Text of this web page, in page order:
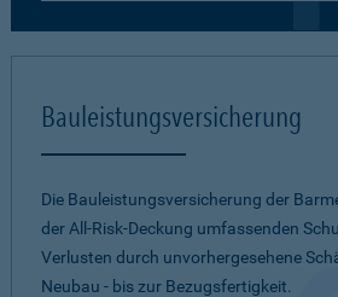
Bauleistungsversicherung
Die Bauleistungsversicherung der
der All-Risk-Deckung umfassenden
Verlusten durch unvorhergesehene
Neubau - bis zur Bezugsfertigkeit.